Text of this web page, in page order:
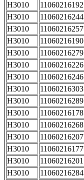
H3010
11060216192
H3010
11060216244
H3010
11060216257
H3010
11060216190
H3010
11060216279
H3010
11060216226
H3010
11060216246
H3010
11060216303
H3010
11060216289
H3010
11060216178
H3010
11060216268
H3010
11060216207
H3010
11060216177
H3010
11060216201
H3010
11060216284